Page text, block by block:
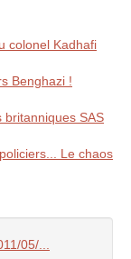
colonel Kadhafi
Benghazi !
britanniques SAS
Le chaos
05/...